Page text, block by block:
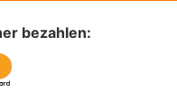
bezahlen: